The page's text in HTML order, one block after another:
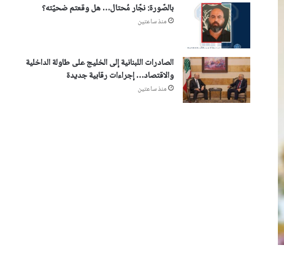
بالصّورة: نجّار مُحتال… هل وقعتم ضحيّته؟
منذ ساعتين
الصادرات اللبنانية إلى الخليج على طاولة الداخلية
والاقتصاد… إجراءات رقابية جديدة
منذ ساعتين